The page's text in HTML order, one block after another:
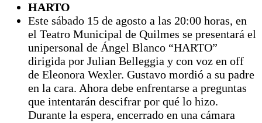
HARTO
Este sábado 15 de agosto a las 20:00 horas, en
el Teatro Municipal de Quilmes se presentará el
unipersonal de Ángel Blanco “HARTO”
dirigida por Julian Belleggia y con voz en off
de Eleonora Wexler. Gustavo mordió a su padre
en la cara. Ahora debe enfrentarse a preguntas
que intentarán descifrar por qué lo hizo.
Durante la espera, encerrado en una cámara